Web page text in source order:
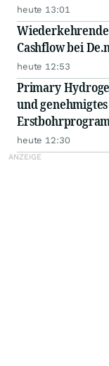
heute 13:01
Cashflow bei
heute 12:53
Primary
und
heute 12:30